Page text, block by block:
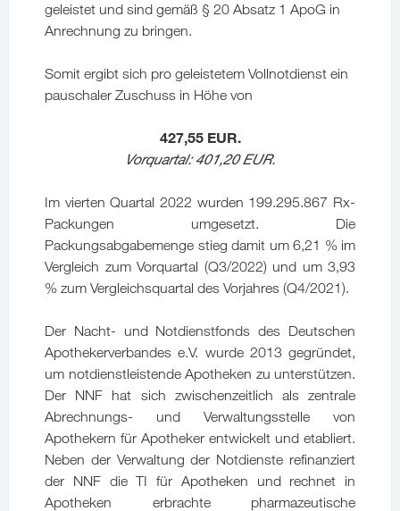
geleistet und sind gemäß § 20 Absatz 1 ApoG in
Anrechnung zu bringen.
Somit ergibt sich pro geleistetem Vollnotdienst ein
pauschaler Zuschuss in Höhe von
427,55 EUR.
Vorquartal: 401,20 EUR.
Im vierten Quartal 2022 wurden 199.295.867 Rx-
Packungen umgesetzt. Die
Packungsabgabemenge stieg damit um 6,21 % im
Vergleich zum Vorquartal (Q3/2022) und um 3,93
% zum Vergleichsquartal des Vorjahres (Q4/2021).
Der Nacht- und Notdienstfonds des Deutschen
Apothekerverbandes e.V. wurde 2013 gegründet,
um notdienstleistende Apotheken zu unterstützen.
Der NNF hat sich zwischenzeitlich als zentrale
Abrechnungs- und Verwaltungsstelle von
Apothekern für Apotheker entwickelt und etabliert.
Neben der Verwaltung der Notdienste refinanziert
der NNF die TI für Apotheken und rechnet in
Apotheken erbrachte pharmazeutische